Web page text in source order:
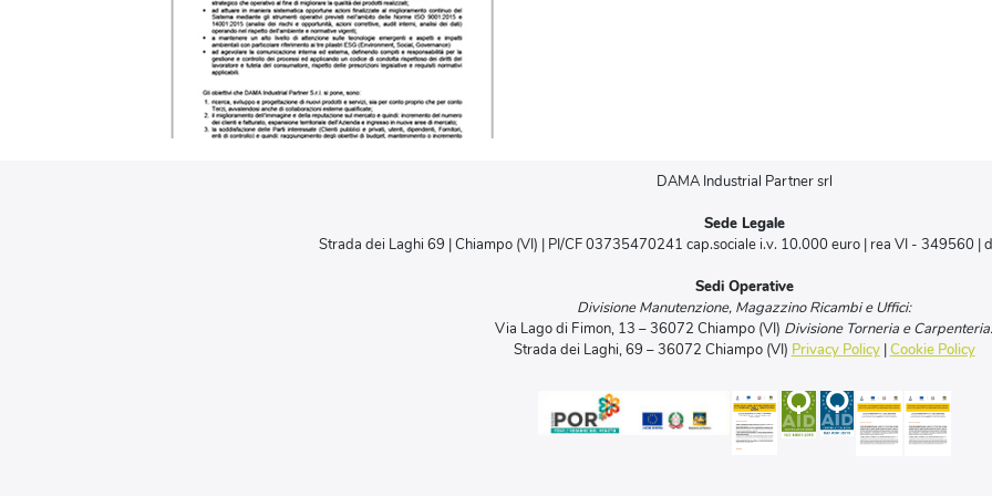
DAMA Industrial Partner srl
Sede Legale
Strada dei Laghi 69 | Chiampo (VI) | PI/CF 03735470241 cap.sociale i.v. 10.000 euro | rea VI - 349560 |
Sedi Operative
Divisione Manutenzione, Magazzino Ricambi e Uffici:
Via Lago di Fimon, 13 – 36072 Chiampo (VI) Divisione Torneria e Carpenteria:
Strada dei Laghi, 69 – 36072 Chiampo (VI) Privacy Policy|Cookie Policy